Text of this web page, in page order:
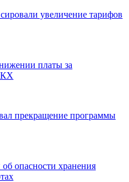
увеличение тарифов
платы за
прекращение программы
опасности хранения